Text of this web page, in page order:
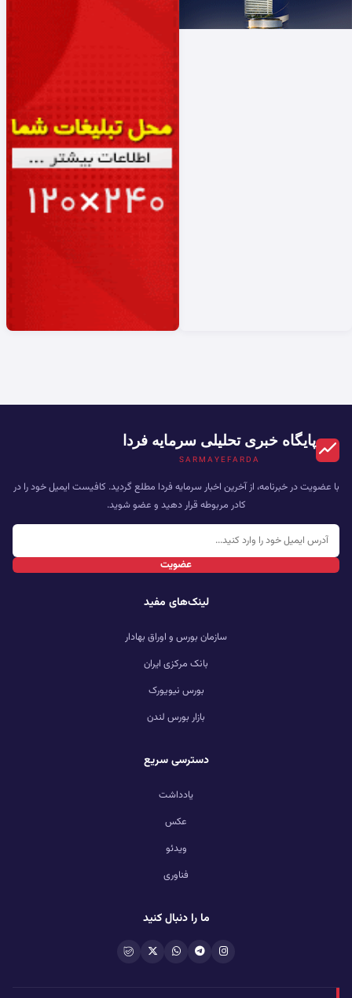
پایگاه خبری تحلیلی سرمایه فردا
SARMAYEFARDA
با عضویت در خبرنامه، از آخرین اخبار سرمایه فردا مطلع گردید. کافیست ایمیل خود را در
کادر مربوطه قرار دهید و عضو شوید.
عضویت
لینک‌های مفید
سازمان بورس و اوراق بهادار
بانک مرکزی ایران
بورس نیویورک
بازار بورس لندن
دسترسی سریع
یادداشت
عکس
ویدئو
فناوری
ما را دنبال کنید